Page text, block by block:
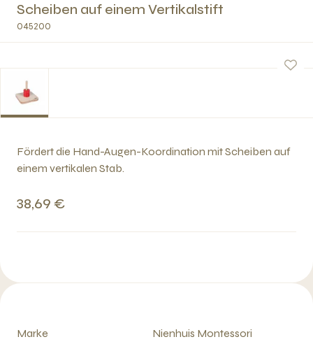
Scheiben auf einem Vertikalstift
045200
Fördert die Hand-Augen-Koordination mit Scheiben auf
einem vertikalen Stab.
38,69 €
Marke
Nienhuis Montessori